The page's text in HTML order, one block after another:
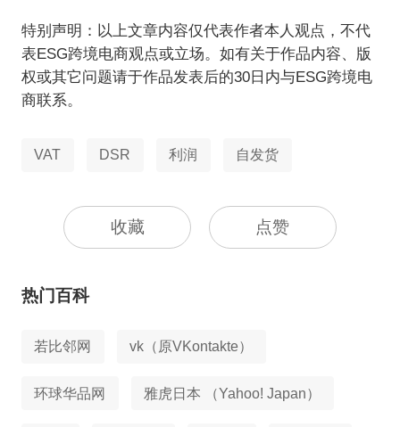
特别声明：以上文章内容仅代表作者本人观点，不代
表ESG跨境电商观点或立场。如有关于作品内容、版
权或其它问题请于作品发表后的30日内与ESG跨境电
商联系。
VAT DSR 利润 自发货
收藏 点赞
热门百科
若比邻网 vk（原VKontakte）
环球华品网 雅虎日本 （Yahoo! Japan）